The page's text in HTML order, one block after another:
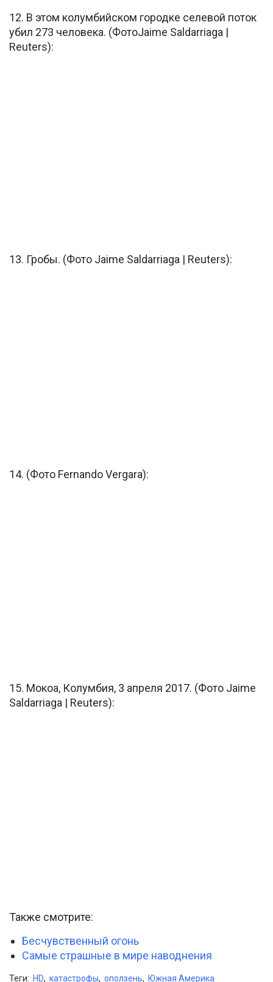
12. В этом колумбийском городке селевой поток
убил 273 человека. (ФотоJaime Saldarriaga |
Reuters):
13. Гробы. (Фото Jaime Saldarriaga | Reuters):
14. (Фото Fernando Vergara):
15. Мокоа, Колумбия, 3 апреля 2017. (Фото Jaime
Saldarriaga | Reuters):
Также смотрите:
Бесчувственный огонь
Самые страшные в мире наводнения
Теги: HD, катастрофы, оползень, Южная Америка